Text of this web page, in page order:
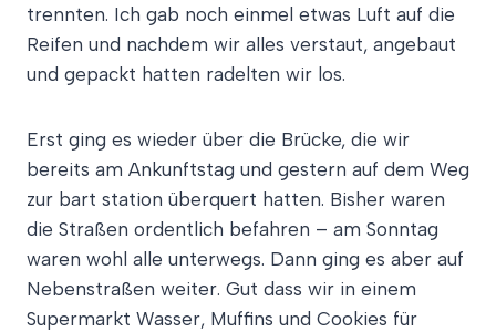
trennten. Ich gab noch einmel etwas Luft auf die
Reifen und nachdem wir alles verstaut, angebaut
und gepackt hatten radelten wir los.
Erst ging es wieder über die Brücke, die wir
bereits am Ankunftstag und gestern auf dem Weg
zur bart station überquert hatten. Bisher waren
die Straßen ordentlich befahren – am Sonntag
waren wohl alle unterwegs. Dann ging es aber auf
Nebenstraßen weiter. Gut dass wir in einem
Supermarkt Wasser, Muffins und Cookies für